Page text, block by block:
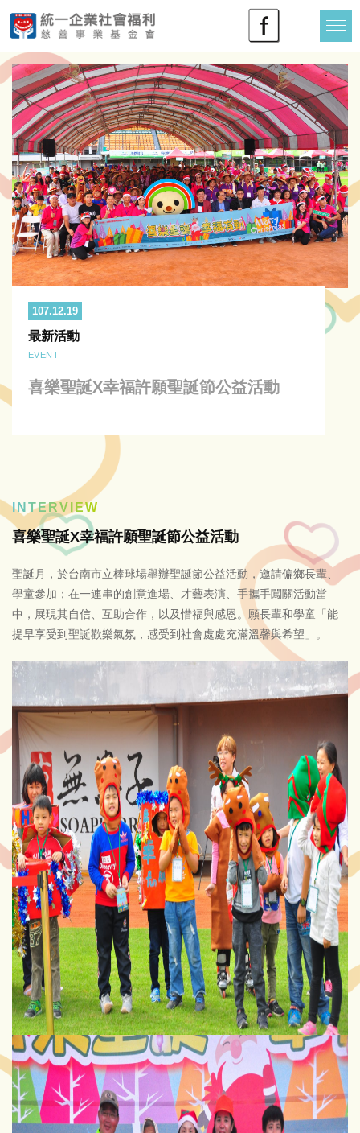
107.12.19
最新活動
EVENT
喜樂聖誕X幸福許願聖誕節公益活動
INTERVIEW
喜樂聖誕X幸福許願聖誕節公益活動
聖誕月，於台南市立棒球場舉辦聖誕節公益活動，邀請偏鄉長輩、
學童參加；在一連串的創意進場、才藝表演、手攜手闖關活動當
中，展現其自信、互助合作，以及惜福與感恩。願長輩和學童「能
提早享受到聖誕歡樂氣氛，感受到社會處處充滿溫馨與希望」。